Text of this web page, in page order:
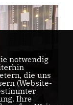
notwendig
die uns
(Website-
Ihre